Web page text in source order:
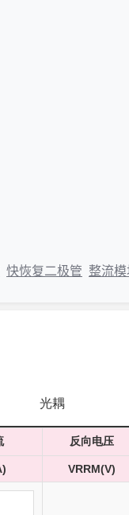
快恢复二极管 整流